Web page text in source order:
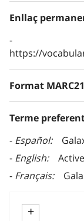
Enllaç
https://
Format MARC21
Terme
Español
English
Français
+